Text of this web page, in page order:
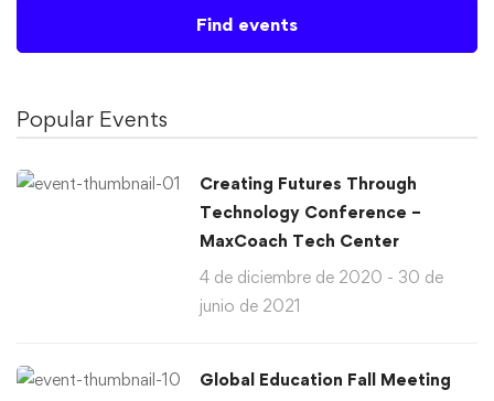
Find events
Popular Events
Creating Futures Through
Technology Conference –
MaxCoach Tech Center
4 de diciembre de 2020 - 30 de
junio de 2021
Global Education Fall Meeting